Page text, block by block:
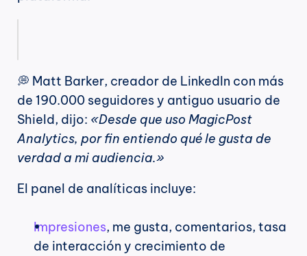
💭 Matt Barker, creador de LinkedIn con más
de 190.000 seguidores y antiguo usuario de
Shield, dijo: «Desde que uso MagicPost
Analytics, por fin entiendo qué le gusta de
verdad a mi audiencia.»
El panel de analíticas incluye:
Impresiones, me gusta, comentarios, tasa
de interacción y crecimiento de